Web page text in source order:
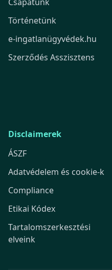
Történetünk
e-ingatlanügyvédek.hu
Szerződés Asszisztens
Disclaimerek
ÁSZF
Adatvédelem és cookie-k
Compliance
Etikai Kódex
Tartalomszerkesztési
elveink